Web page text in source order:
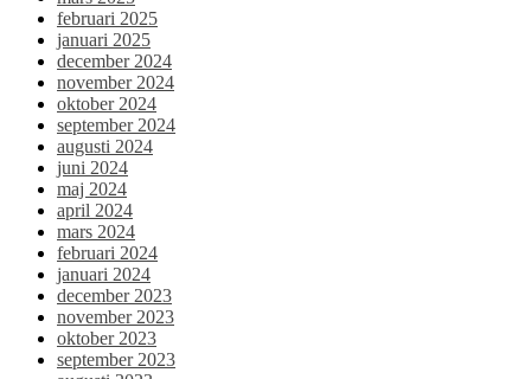
februari 2025
januari 2025
december 2024
november 2024
oktober 2024
september 2024
augusti 2024
juni 2024
maj 2024
april 2024
mars 2024
februari 2024
januari 2024
december 2023
november 2023
oktober 2023
september 2023